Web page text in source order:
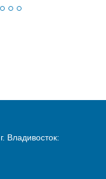
Владивосток: